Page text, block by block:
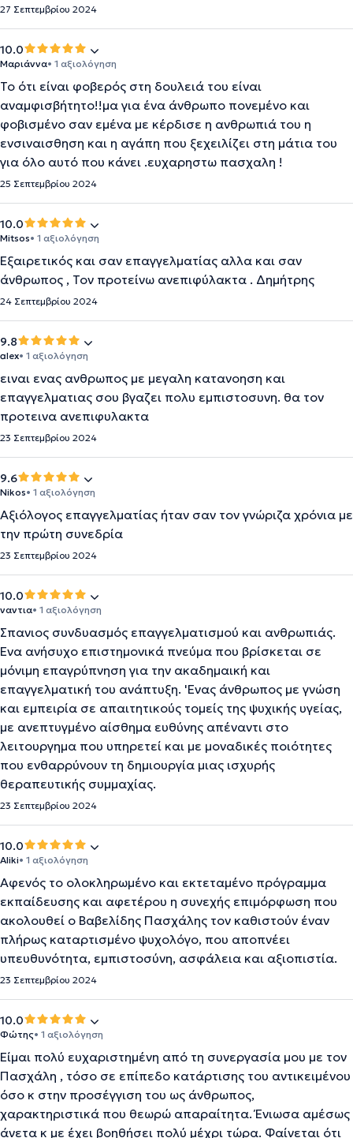
27 Σεπτεμβρίου 2024
10.0
Μαριάννα• 1 αξιολόγηση
Το ότι είναι φοβερός στη δουλειά του είναι
αναμφισβήτητο!!μα για ένα άνθρωπο πονεμένο και
φοβισμένο σαν εμένα με κέρδισε η ανθρωπιά του η
ενσιναισθηση και η αγάπη που ξεχειλίζει στη μάτια του
για όλο αυτό που κάνει .ευχαρηστω πασχαλη !
25 Σεπτεμβρίου 2024
10.0
Mitsos• 1 αξιολόγηση
Εξαιρετικός και σαν επαγγελματίας αλλα και σαν
άνθρωπος , Τον προτείνω ανεπιφύλακτα . Δημήτρης
24 Σεπτεμβρίου 2024
9.8
alex• 1 αξιολόγηση
ειναι ενας ανθρωπος με μεγαλη κατανοηση και
επαγγελματιας σου βγαζει πολυ εμπιστοσυνη. θα τον
προτεινα ανεπιφυλακτα
23 Σεπτεμβρίου 2024
9.6
Nikos• 1 αξιολόγηση
Αξιόλογος επαγγελματίας ήταν σαν τον γνώριζα χρόνια με
την πρώτη συνεδρία
23 Σεπτεμβρίου 2024
10.0
ναντια• 1 αξιολόγηση
Σπανιος συνδυασμός επαγγελματισμού και ανθρωπιάς.
Ένα ανήσυχο επιστημονικά πνεύμα που βρίσκεται σε
μόνιμη επαγρύπνηση για την ακαδημαική και
επαγγελματική του ανάπτυξη. 'Ενας άνθρωπος με γνώση
και εμπειρία σε απαιτητικούς τομείς της ψυχικής υγείας,
με ανεπτυγμένο αίσθημα ευθύνης απέναντι στο
λειτουργημα που υπηρετεί και με μοναδικές ποιότητες
που ενθαρρύνουν τη δημιουργία μιας ισχυρής
θεραπευτικής συμμαχίας.
23 Σεπτεμβρίου 2024
10.0
Aliki• 1 αξιολόγηση
Αφενός το ολοκληρωμένο και εκτεταμένο πρόγραμμα
εκπαίδευσης και αφετέρου η συνεχής επιμόρφωση που
ακολουθεί ο Βαβελίδης Πασχάλης τον καθιστούν έναν
πλήρως καταρτισμένο ψυχολόγο, που αποπνέει
υπευθυνότητα, εμπιστοσύνη, ασφάλεια και αξιοπιστία.
23 Σεπτεμβρίου 2024
10.0
Φώτης• 1 αξιολόγηση
Είμαι πολύ ευχαριστημένη από τη συνεργασία μου με τον
Πασχάλη , τόσο σε επίπεδο κατάρτισης του αντικειμένου
όσο κ στην προσέγγιση του ως άνθρωπος,
χαρακτηριστικά που θεωρώ απαραίτητα. Ένιωσα αμέσως
άνετα κ με έχει βοηθήσει πολύ μέχρι τώρα. Φαίνεται ότι